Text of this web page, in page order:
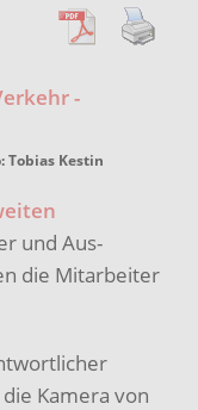
Tobias Kestin
und Aus-
die Mitarbeiter
Kamera von